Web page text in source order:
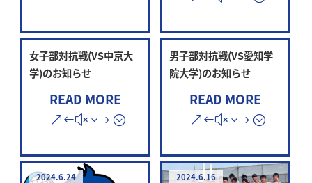
女子部対抗戦(VS中京大
学)のお知らせ
READ MORE
男子部対抗戦(VS愛知学
院大学)のお知らせ
READ MORE
2024.6.24 2024.6.16